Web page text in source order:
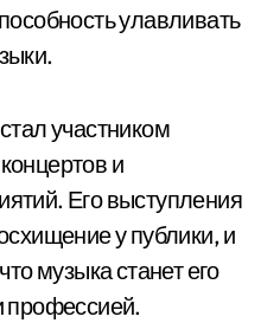
улавливать
участником
и
Его выступления
у публики, и
музыка станет его
профессией.